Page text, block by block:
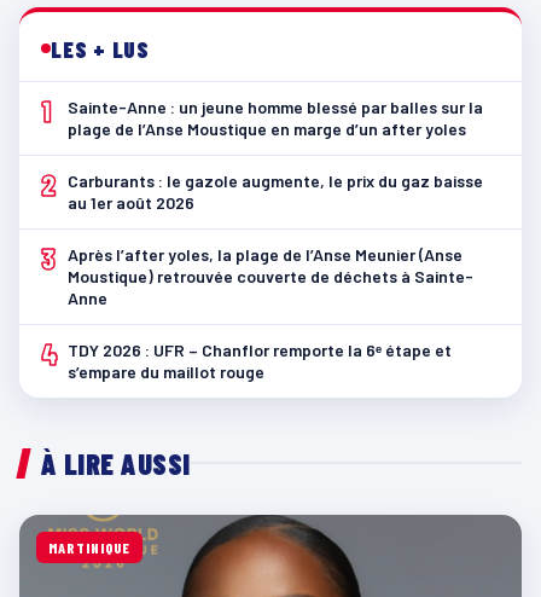
LES + LUS
1
Sainte-Anne : un jeune homme blessé par balles sur la
plage de l’Anse Moustique en marge d’un after yoles
2
Carburants : le gazole augmente, le prix du gaz baisse
au 1er août 2026
3 Après l’after yoles, la plage de l’Anse Meunier (Anse
Moustique) retrouvée couverte de déchets à Sainte-
Anne
4 TDY 2026 : UFR – Chanflor remporte la 6ᵉ étape et
s’empare du maillot rouge
À LIRE AUSSI
MARTINIQUE